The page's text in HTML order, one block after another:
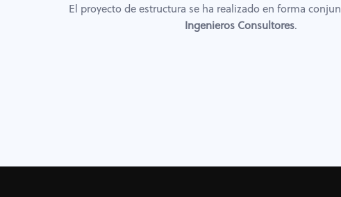
El proyecto de estructura se ha realizado en forma
Ingenieros Consultores.